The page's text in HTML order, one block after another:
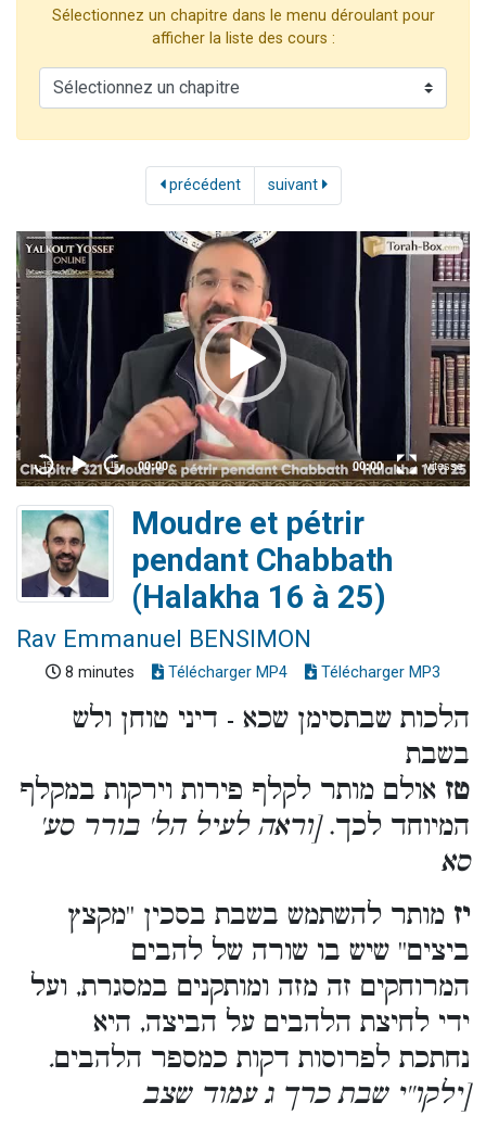
Il reste 49 places pour étudier en groupe sur Zoom
Sélectionnez un chapitre dans le menu déroulant pour
afficher la liste des cours :
précédent suivant
Moudre et pétrir
pendant Chabbath
(Halakha 16 à 25)
Rav Emmanuel BENSIMON
8 minutes Télécharger MP4 Télécharger MP3
הלכות שבתסימן שכא - דיני טוחן ולש
בשבת
טז אולם מותר לקלף פירות וירקות במקלף
המיוחד לכך.[וראה לעיל הל' בורר סע'
סא
יז מותר להשתמש בשבת בסכין ''מקצץ
ביצים'' שיש בו שורה של להבים
המרוחקים זה מזה ומותקנים במסגרת, ועל
ידי לחיצת הלהבים על הביצה, היא
נחתכת לפרוסות דקות כמספר הלהבים.
[ילקו''י שבת כרך ג עמוד שצב